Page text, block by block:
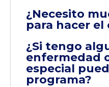
¿Necesito
para hacer el
¿Si tengo
enfermedad
especial
programa?